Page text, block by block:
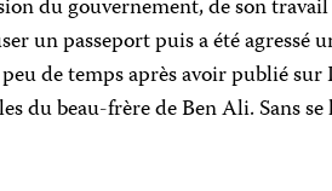
du gouvernement, de son
un passeport puis a été agressé
de temps après avoir publié
du beau-frère de Ben Ali. Sans